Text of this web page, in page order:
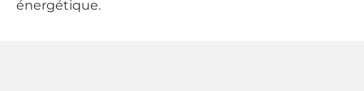
énergétique.